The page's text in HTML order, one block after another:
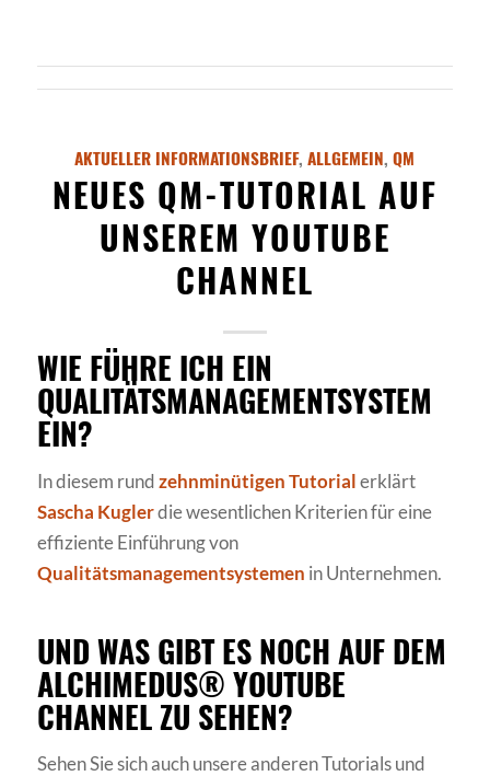
AKTUELLER INFORMATIONSBRIEF,ALLGEMEIN,QM
NEUES QM-TUTORIAL AUF
UNSEREM YOUTUBE
CHANNEL
WIE FÜHRE ICH EIN
QUALITÄTSMANAGEMENTSYSTEM
EIN?
In diesem rundzehnminütigenTutorialerklärt
Sascha Kuglerdie wesentlichen Kriterien für eine
effiziente Einführung von
Qualitätsmanagementsystemen in Unternehmen.
UND WAS GIBT ES NOCH AUF DEM
ALCHIMEDUS® YOUTUBE
CHANNEL ZU SEHEN?
Sehen Sie sich auch unsere anderen Tutorials und